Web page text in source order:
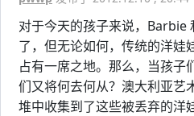
对于今天的孩子来说，Barbie
了，但无论如何，传统的洋娃
占有一席之地。那么，当孩子
们又将何去何从？澳大利亚艺
堆中收集到了这些被丢弃的洋